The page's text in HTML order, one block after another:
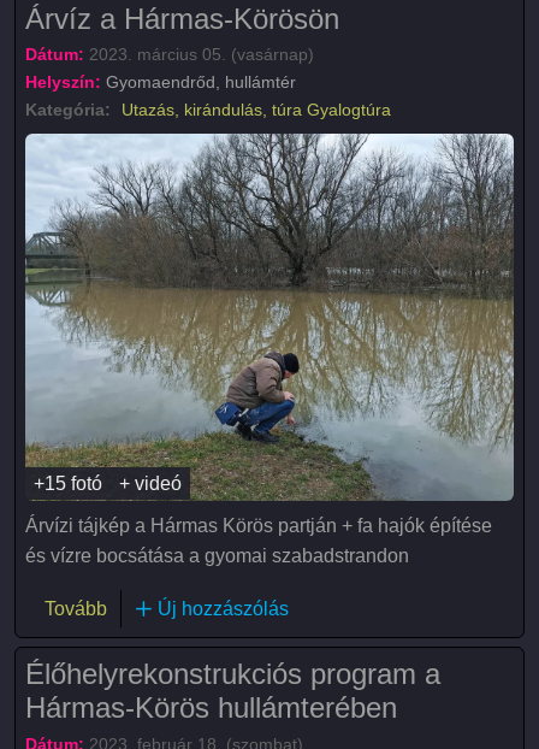
Árvíz a Hármas-Körösön
Dátum: 2023. március 05. (vasárnap)
Helyszín: Gyomaendrőd, hullámtér
Kategória:
Utazás, kirándulás, túra Gyalogtúra
+15 fotó + videó
Árvízi tájkép a Hármas Körös partján + fa hajók építése
és vízre bocsátása a gyomai szabadstrandon
Tovább(Árvíz a Hármas-Körösön)
Új hozzászólás
Élőhelyrekonstrukciós program a
Hármas-Körös hullámterében
Dátum: 2023. február 18. (szombat)